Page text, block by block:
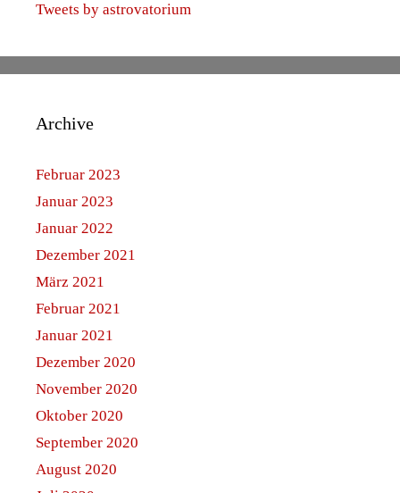
Tweets by astrovatorium
Archive
Februar 2023
Januar 2023
Januar 2022
Dezember 2021
März 2021
Februar 2021
Januar 2021
Dezember 2020
November 2020
Oktober 2020
September 2020
August 2020